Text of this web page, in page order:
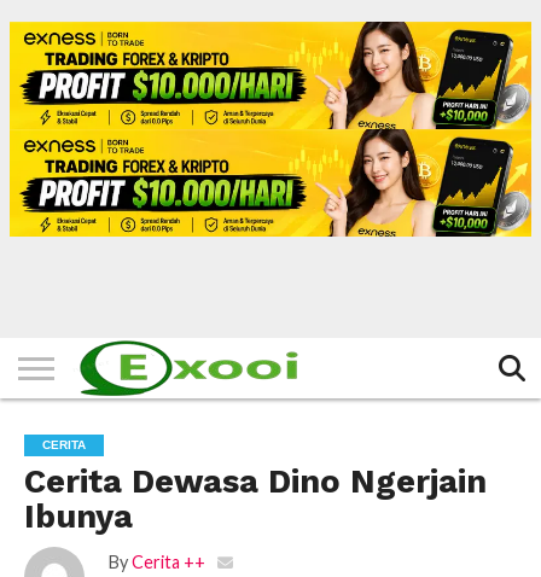
HOME
FILTER
BERITA
BIODATA
CERITA
CERPEN
EKSKLUSIF
FOTO
VIDEO
TIPS
MORE
CERITA
Cerita Dewasa Dino Ngerjain
Ibunya
By Cerita ++